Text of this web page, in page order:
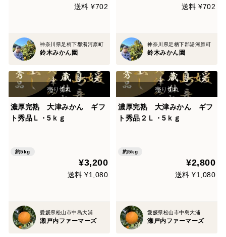
送料 ¥702
神奈川県足柄下郡湯河原町
鈴木みかん園
送料 ¥702
神奈川県足柄下郡湯河原町
鈴木みかん園
濃厚完熟 大津みかん ギフ
ト秀品Ｌ・5ｋｇ
約5kg
¥3,200
送料 ¥1,080
愛媛県松山市中島大浦
瀬戸内ファーマーズ
濃厚完熟 大津みかん ギフ
ト秀品２Ｌ・5ｋｇ
約5kg
¥2,800
送料 ¥1,080
愛媛県松山市中島大浦
瀬戸内ファーマーズ